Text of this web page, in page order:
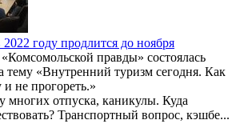
году продлится до ноября
правды» состоялась
тему «Внутренний туризм сегодня. Как
не прогореть.»
многих отпуска, каникулы. Куда
Транспортный вопрос, кэшбе...